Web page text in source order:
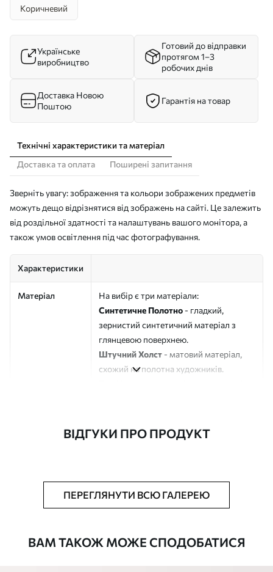
Коричневий
Українське
виробництво
Готовий до відправки
протягом 1–3
робочих днів
Доставка Новою
Поштою
Гарантія на товар
Технічні характеристики та матеріал
Доставка та оплата
Поширені запитання
Зверніть увагу: зображення та кольори зображених предметів
можуть дещо відрізнятися від зображень на сайті. Це залежить
від роздільної здатності та налаштувань вашого монітора, а
також умов освітлення під час фотографування.
Характеристики
Матеріал
На вибір є три матеріали:
Синтетичне Полотно - гладкий,
зернистий синтетичний матеріал з
глянцевою поверхнею.
Штучний Холст - матовий матеріал,
схожий на полотна художників.
Додатково Можна додати лакове покриття.
ВІДГУКИ ПРО ПРОДУКТ
ПЕРЕГЛЯНУТИ ВСЮ ГАЛЕРЕЮ
ВАМ ТАКОЖ МОЖЕ СПОДОБАТИСЯ